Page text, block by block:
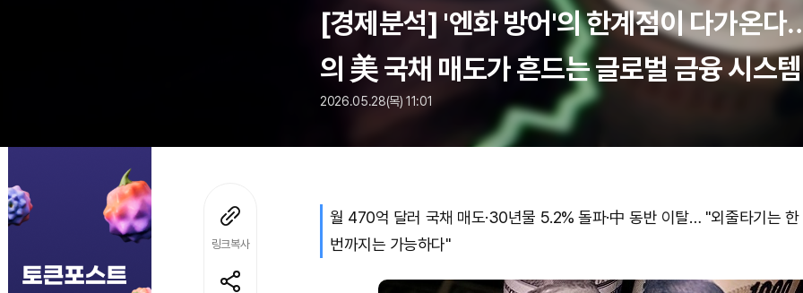
[경제분석] '엔화 방어'의 한계점이 다가온다
의 美 국채 매도가 흔드는 글로벌 금융 시스템
2026.05.28(목) 11:01
링크복사
월 470억 달러 국채 매도·30년물 5.2% 돌파·中 동반 이탈… "외줄타기는
번까지는 가능하다"